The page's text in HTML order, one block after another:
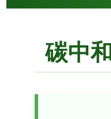
碳中